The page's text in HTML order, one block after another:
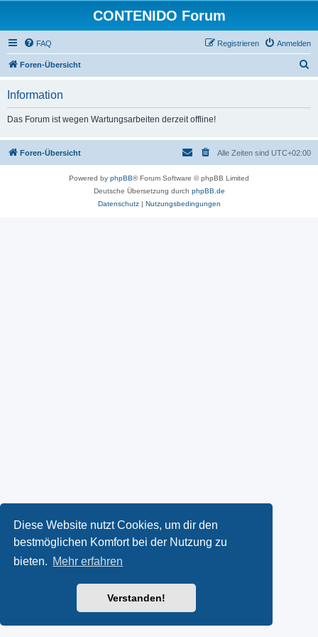
Diese Website nutzt Cookies, um dir den
bestmöglichen Komfort bei der Nutzung zu
bieten. Mehr erfahren
Verstanden!
CONTENIDO Forum
FAQ Anmelden
Registrieren
Foren-Übersicht
Information
Das Forum ist wegen Wartungsarbeiten derzeit offline!
Foren-Übersicht Alle Zeiten sind UTC+02:00
Powered by phpBB® Forum Software © phpBB Limited
Deutsche Übersetzung durch phpBB.de
Datenschutz| Nutzungsbedingungen